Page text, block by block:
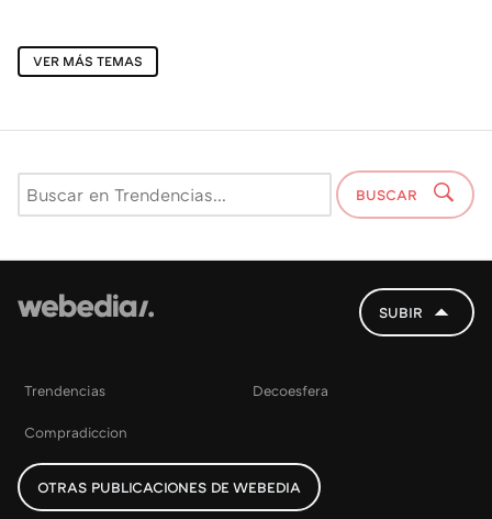
VER MÁS TEMAS
BUSCAR
SUBIR
Trendencias Decoesfera
Compradiccion
OTRAS PUBLICACIONES DE WEBEDIA